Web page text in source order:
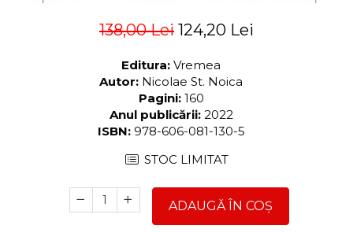
138,00 Lei 124,20 Lei
Editura: Vremea
Autor: Nicolae St. Noica
Pagini: 160
Anul publicării: 2022
ISBN: 978-606-081-130-5
STOC LIMITAT
ADAUGĂ ÎN COȘ